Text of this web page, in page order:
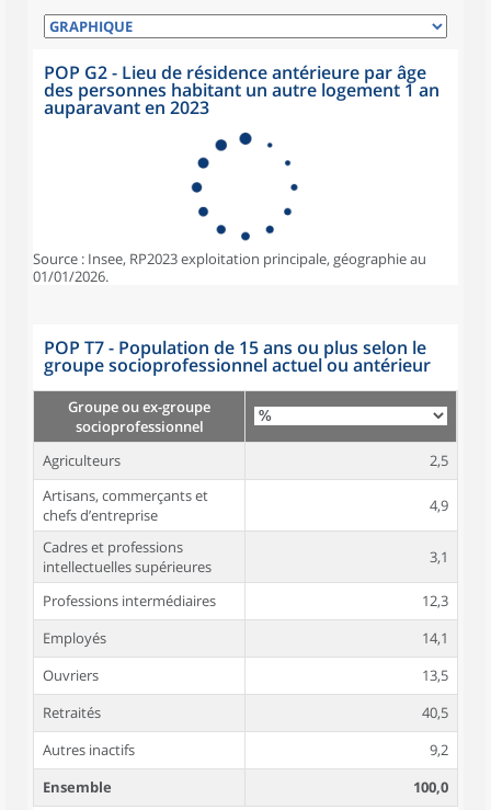
POP G2 - Lieu de résidence antérieure par âge
des personnes habitant un autre logement 1 an
auparavant en 2023
Source : Insee, RP2023 exploitation principale, géographie au
01/01/2026.
POP T7 - Population de 15 ans ou plus selon le
groupe socioprofessionnel actuel ou antérieur
Groupe ou ex-groupe
socioprofessionnel
Agriculteurs
2,5
Artisans, commerçants et
chefs d’entreprise
4,9
Cadres et professions
intellectuelles supérieures
3,1
Professions intermédiaires
12,3
Employés
14,1
Ouvriers
13,5
Retraités
40,5
Autres inactifs
9,2
Ensemble
100,0